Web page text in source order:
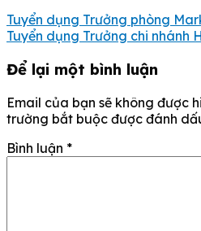
Tuyển dụng Trưởng phòng
Tuyển dụng Trưởng chi nhánh
Để lại một bình luận
Email của bạn sẽ không được
trường bắt buộc được đánh
Bình luận *